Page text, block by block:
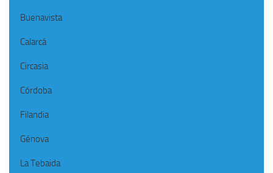
Buenavista
Calarcá
Circasia
Córdoba
Filandia
Génova
La Tebaida